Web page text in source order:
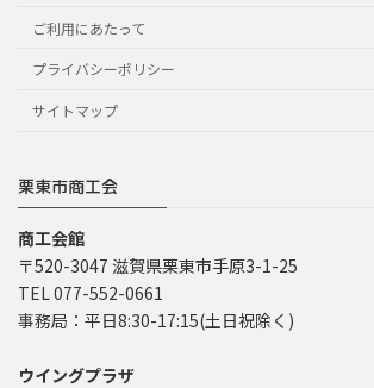
ご利用にあたって
プライバシーポリシー
サイトマップ
栗東市商工会
商工会館
〒520-3047 滋賀県栗東市手原3-1-25
TEL 077-552-0661
事務局：平日8:30-17:15(土日祝除く)
ウイングプラザ